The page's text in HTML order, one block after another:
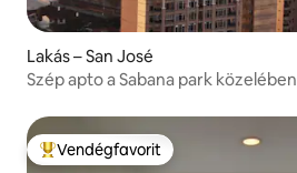
Lakás – San José
Szép apto a Sabana park közelében
Kiemelt vendégfavorit
Vendégfavorit